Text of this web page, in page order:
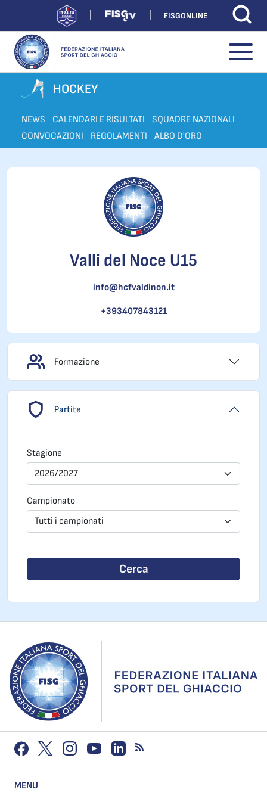
FISGONLINE
HOCKEY
NEWS CALENDARI E RISULTATI
SQUADRE NAZIONALI
CONVOCAZIONI
REGOLAMENTI ALBO D'ORO
Valli del Noce U15
info@hcfvaldinon.it
+393407843121
Formazione
Partite
Stagione
2026/2027
Campionato
Tutti i campionati
Cerca
MENU